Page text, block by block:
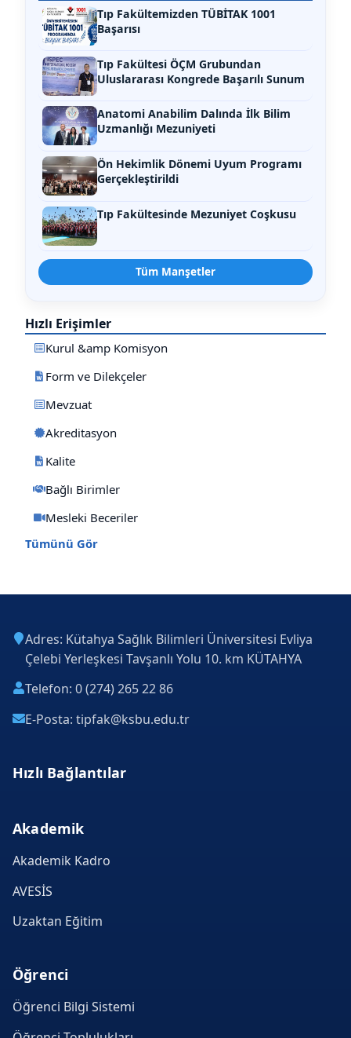
Tıp Fakültemizden TÜBİTAK 1001
Başarısı
Tıp Fakültesi ÖÇM Grubundan
Uluslararası Kongrede Başarılı Sunum
Anatomi Anabilim Dalında İlk Bilim
Uzmanlığı Mezuniyeti
Ön Hekimlik Dönemi Uyum Programı
Gerçekleştirildi
Tıp Fakültesinde Mezuniyet Coşkusu
Tüm Manşetler
Hızlı Erişimler
Kurul &amp Komisyon
Form ve Dilekçeler
Mevzuat
Akreditasyon
Kalite
Bağlı Birimler
Mesleki Beceriler
Tümünü Gör
Adres: Kütahya Sağlık Bilimleri Üniversitesi Evliya
Çelebi Yerleşkesi Tavşanlı Yolu 10. km KÜTAHYA
Telefon: 0 (274) 265 22 86
E-Posta: tipfak@ksbu.edu.tr
Hızlı Bağlantılar
Akademik
Akademik Kadro
AVESİS
Uzaktan Eğitim
Öğrenci
Öğrenci Bilgi Sistemi